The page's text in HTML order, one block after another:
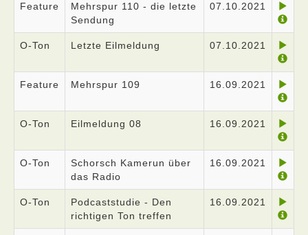
Feature
Mehrspur 110 - die letzte
Sendung
07.10.2021
O-Ton Letzte Eilmeldung 07.10.2021
Feature Mehrspur 109 16.09.2021
O-Ton Eilmeldung 08 16.09.2021
O-Ton
Schorsch Kamerun über
das Radio
16.09.2021
O-Ton
Podcaststudie - Den
richtigen Ton treffen
16.09.2021